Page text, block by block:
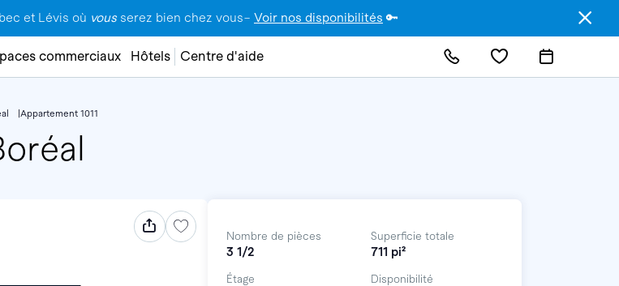
et Lévis où vous serez bien chez vous– Voir nos disponibilités 🔑
commerciaux Hôtels Centre d'aide
Appartement 1011
Nombre de pièces
3 1/2
Superficie totale
711 pi²
Étage Disponibilité